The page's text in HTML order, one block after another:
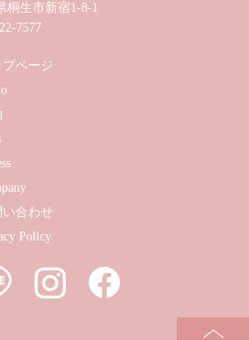
桐生市新宿1-8-1
7577
プページ
い合わせ
Policy